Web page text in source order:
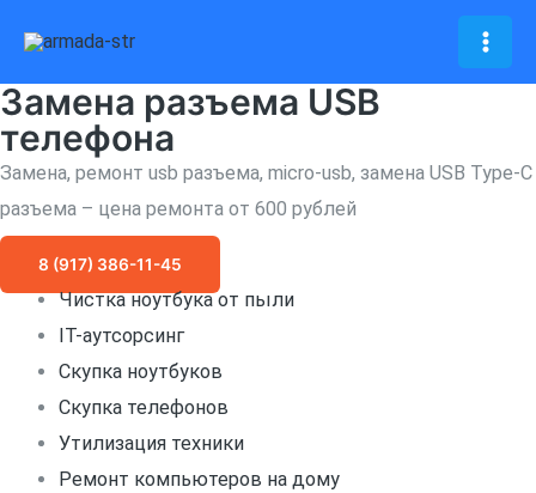
содержимому
Замена разъема USB
телефона
Замена, ремонт usb разъема, micro-usb, замена USB Type-C
разъема – цена ремонта от 600 рублей
8 (917) 386-11-45
Чистка ноутбука от пыли
IT-аутсорсинг
Скупка ноутбуков
Скупка телефонов
Утилизация техники
Ремонт компьютеров на дому